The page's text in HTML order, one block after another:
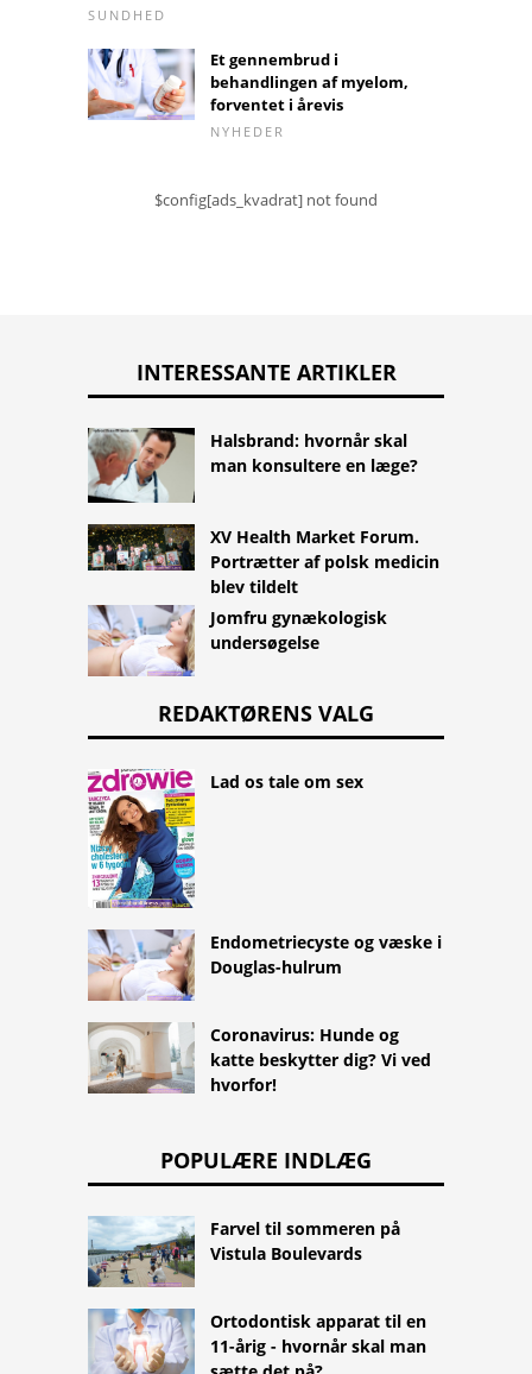
SUNDHED
Et gennembrud i
behandlingen af ​​myelom,
forventet i årevis
NYHEDER
$config[ads_kvadrat] not found
INTERESSANTE ARTIKLER
Halsbrand: hvornår skal
man konsultere en læge?
XV Health Market Forum.
Portrætter af polsk medicin
blev tildelt
Jomfru gynækologisk
undersøgelse
REDAKTØRENS VALG
Lad os tale om sex
Endometriecyste og væske i
Douglas-hulrum
Coronavirus: Hunde og
katte beskytter dig? Vi ved
hvorfor!
POPULÆRE INDLÆG
Farvel til sommeren på
Vistula Boulevards
Ortodontisk apparat til en
11-årig - hvornår skal man